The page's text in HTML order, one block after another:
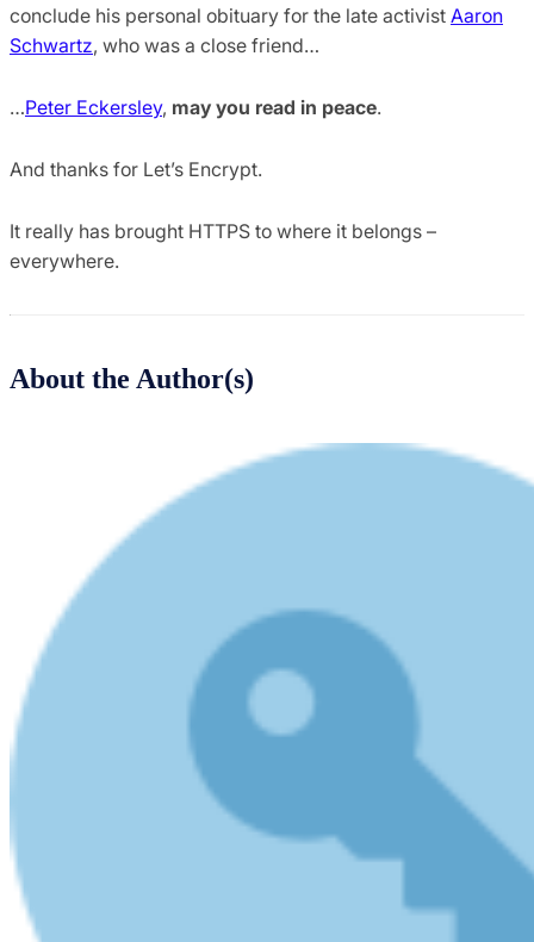
conclude his personal obituary for the late activist Aaron
Schwartz, who was a close friend…
…Peter Eckersley, may you read in peace.
And thanks for Let’s Encrypt.
It really has brought HTTPS to where it belongs –
everywhere.
About the Author(s)